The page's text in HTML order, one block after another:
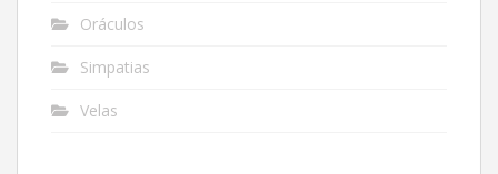
Oráculos
Simpatias
Velas